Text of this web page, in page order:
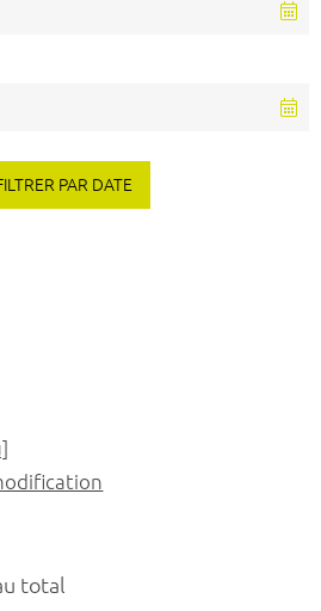
total
PAR DATE